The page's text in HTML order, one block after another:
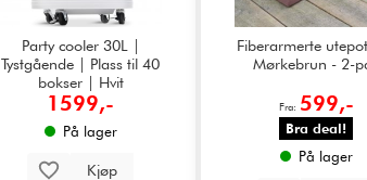
Party cooler 30L |
Tystgående | Plass til 40
bokser | Hvit
1599,-
På lager
Kjøp
Fiberarmerte
Mørkebrun - 2-
Fra: 599,-
Bra deal!
På lager